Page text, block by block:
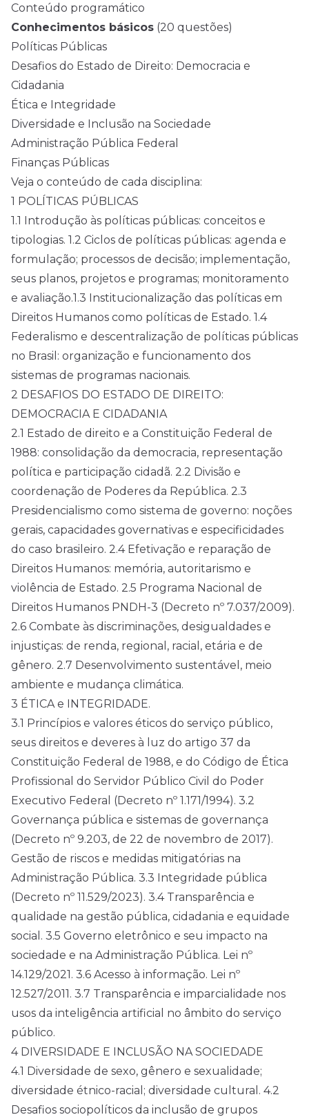
Conteúdo programático
Conhecimentos básicos (20 questões)
Políticas Públicas
Desafios do Estado de Direito: Democracia e
Cidadania
Ética e Integridade
Diversidade e Inclusão na Sociedade
Administração Pública Federal
Finanças Públicas
Veja o conteúdo de cada disciplina:
1 POLÍTICAS PÚBLICAS
1.1 Introdução às políticas públicas: conceitos e
tipologias. 1.2 Ciclos de políticas públicas: agenda e
formulação; processos de decisão; implementação,
seus planos, projetos e programas; monitoramento
e avaliação.1.3 Institucionalização das políticas em
Direitos Humanos como políticas de Estado. 1.4
Federalismo e descentralização de políticas públicas
no Brasil: organização e funcionamento dos
sistemas de programas nacionais.
2 DESAFIOS DO ESTADO DE DIREITO:
DEMOCRACIA E CIDADANIA
2.1 Estado de direito e a Constituição Federal de
1988: consolidação da democracia, representação
política e participação cidadã. 2.2 Divisão e
coordenação de Poderes da República. 2.3
Presidencialismo como sistema de governo: noções
gerais, capacidades governativas e especificidades
do caso brasileiro. 2.4 Efetivação e reparação de
Direitos Humanos: memória, autoritarismo e
violência de Estado. 2.5 Programa Nacional de
Direitos Humanos PNDH-3 (Decreto nº 7.037/2009).
2.6 Combate às discriminações, desigualdades e
injustiças: de renda, regional, racial, etária e de
gênero. 2.7 Desenvolvimento sustentável, meio
ambiente e mudança climática.
3 ÉTICA e INTEGRIDADE.
3.1 Princípios e valores éticos do serviço público,
seus direitos e deveres à luz do artigo 37 da
Constituição Federal de 1988, e do Código de Ética
Profissional do Servidor Público Civil do Poder
Executivo Federal (Decreto nº 1.171/1994). 3.2
Governança pública e sistemas de governança
(Decreto nº 9.203, de 22 de novembro de 2017).
Gestão de riscos e medidas mitigatórias na
Administração Pública. 3.3 Integridade pública
(Decreto nº 11.529/2023). 3.4 Transparência e
qualidade na gestão pública, cidadania e equidade
social. 3.5 Governo eletrônico e seu impacto na
sociedade e na Administração Pública. Lei nº
14.129/2021. 3.6 Acesso à informação. Lei nº
12.527/2011. 3.7 Transparência e imparcialidade nos
usos da inteligência artificial no âmbito do serviço
público.
4 DIVERSIDADE E INCLUSÃO NA SOCIEDADE
4.1 Diversidade de sexo, gênero e sexualidade;
diversidade étnico-racial; diversidade cultural. 4.2
Desafios sociopolíticos da inclusão de grupos